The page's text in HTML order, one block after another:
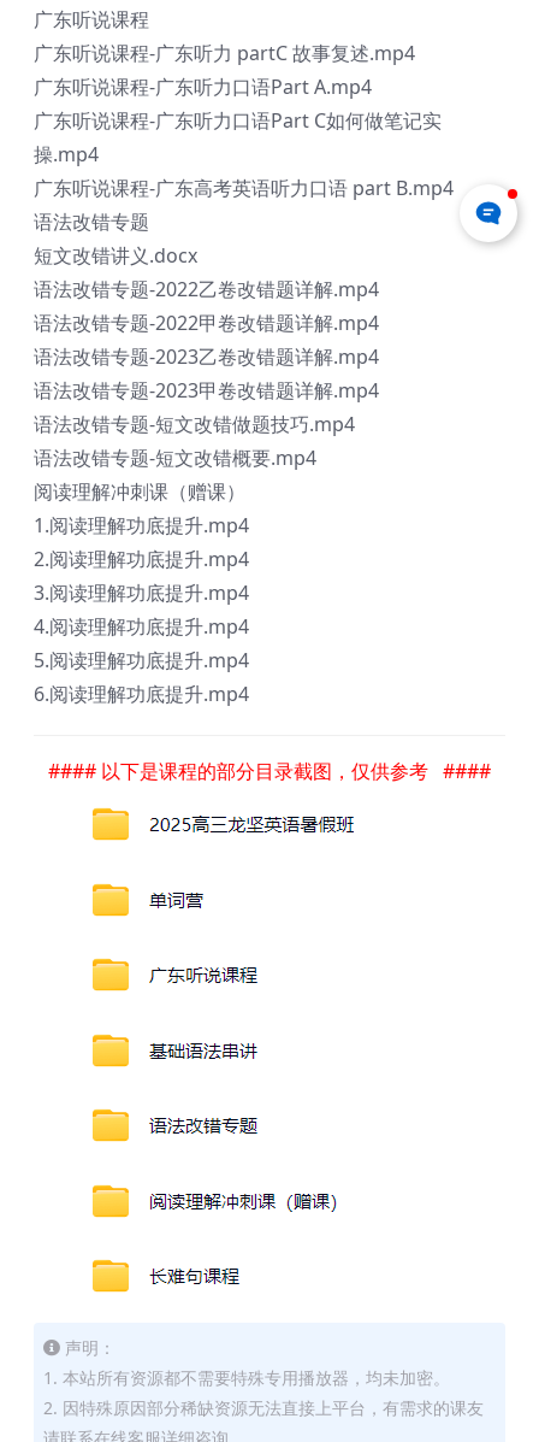
广东听说课程
广东听说课程-广东听力 partC 故事复述.mp4
广东听说课程-广东听力口语Part A.mp4
广东听说课程-广东听力口语Part C如何做笔记实
操.mp4
广东听说课程-广东高考英语听力口语 part B.mp4
语法改错专题
短文改错讲义.docx
语法改错专题-2022乙卷改错题详解.mp4
语法改错专题-2022甲卷改错题详解.mp4
语法改错专题-2023乙卷改错题详解.mp4
语法改错专题-2023甲卷改错题详解.mp4
语法改错专题-短文改错做题技巧.mp4
语法改错专题-短文改错概要.mp4
阅读理解冲刺课（赠课）
1.阅读理解功底提升.mp4
2.阅读理解功底提升.mp4
3.阅读理解功底提升.mp4
4.阅读理解功底提升.mp4
5.阅读理解功底提升.mp4
6.阅读理解功底提升.mp4
#### 以下是课程的部分目录截图，仅供参考 ####
声明：
1. 本站所有资源都不需要特殊专用播放器，均未加密。
2. 因特殊原因部分稀缺资源无法直接上平台，有需求的课友